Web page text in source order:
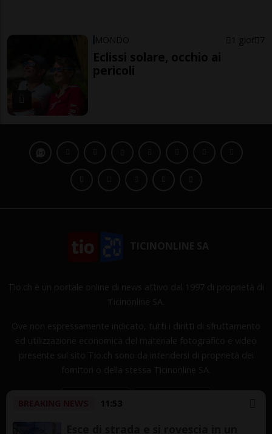
11:53
MONDO 1 gior 7
Eclissi solare, occhio ai
pericoli